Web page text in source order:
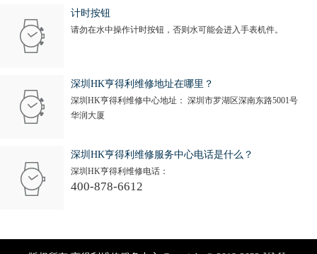
计时按钮
请勿在水中操作计时按钮，否则水可能会进入手表机件。
深圳HK亨得利维修地址在哪里？
深圳HK亨得利维修中心地址： 深圳市罗湖区深南东路5001号
华润大厦
深圳HK亨得利维修服务中心电话是什么？
深圳HK亨得利维修电话：
400-878-6612